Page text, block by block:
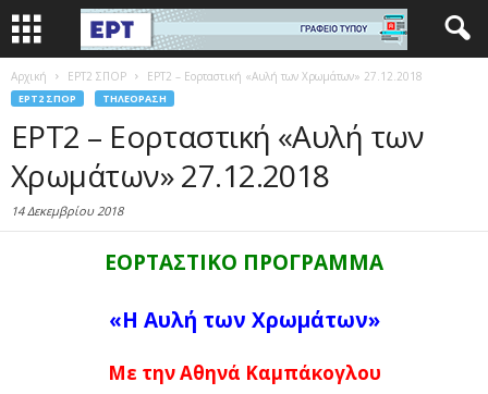
Αρχική EΡΤ2 ΣΠΟΡ ΕΡΤ2 – Εορταστική «Αυλή των Χρωμάτων» 27.12.2018
EΡΤ2 ΣΠΟΡ ΤΗΛΕΌΡΑΣΗ
ΕΡΤ2 – Εορταστική «Αυλή των
Χρωμάτων» 27.12.2018
14 Δεκεμβρίου 2018
ΕΟΡΤΑΣΤΙΚΟ ΠΡΟΓΡΑΜΜΑ
«Η Αυλή των Χρωμάτων»
Με την Αθηνά Καμπάκογλου